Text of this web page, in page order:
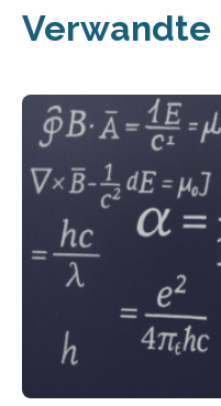
Verwandte